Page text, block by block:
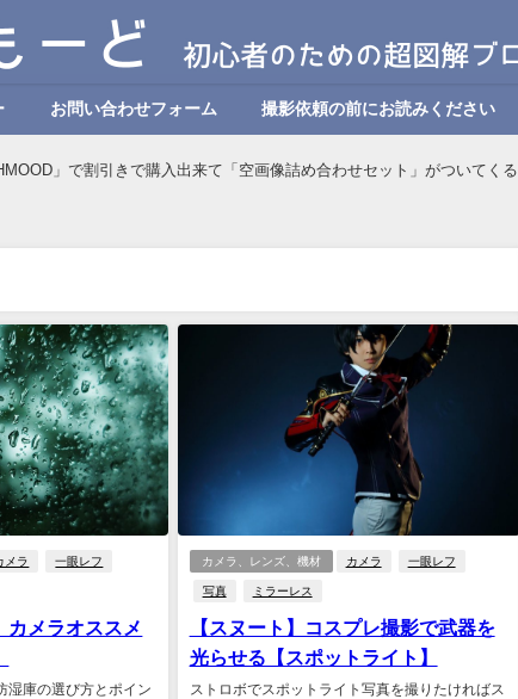
お問い合わせフォーム 撮影依頼の前にお読みください
」で割引きで購入出来て「空画像詰め合わせセット」がついてくる
メラ 一眼レフ
カメラオススメ
湿庫の選び方とポイン
カメラ、レンズ、機材 カメラ 一眼レフ
写真 ミラーレス
【スヌート】コスプレ撮影で武器を
光らせる【スポットライト】
ストロボでスポットライト写真を撮りたければス